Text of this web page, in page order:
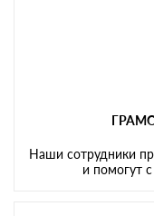
Наши сотрудники
и помогут